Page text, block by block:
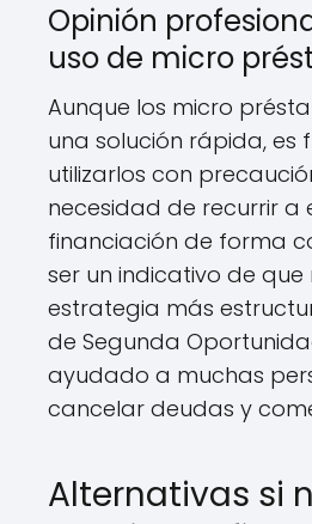
Opinión
uso de micro
Aunque los micro
una solución rápida, es
utilizarlos con
necesidad de recurrir a
financiación de forma
ser un indicativo de que
estrategia más
de Segunda
ayudado a muchas
cancelar deudas y
Alternativas si